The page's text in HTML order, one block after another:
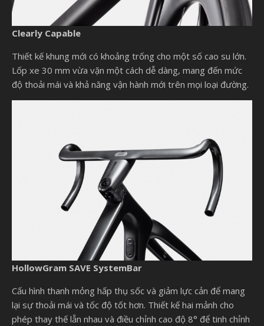
Clearly Capable
Thiết kế khung mới có khoảng trống cho một số cao su lớn.
Lốp xe 30 mm vừa vặn một cách dễ dàng, mang đến mức
độ thoải mái và khả năng vận hành mới trên mọi loại đường.
HollowGram SAVE SystemBar
Cấu hình thanh mỏng hấp thụ sốc và giảm lực cản để mang
lại sự thoải mái và tốc độ tốt hơn. Thiết kế hai mảnh cho
phép thay thế lẫn nhau và điều chỉnh cao độ 8° để tinh chỉnh